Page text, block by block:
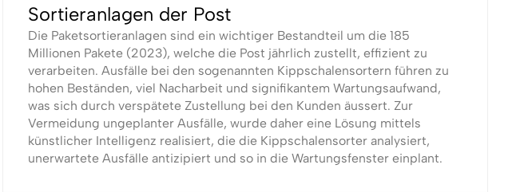
Sortieranlagen der Post
Die Paketsortieranlagen sind ein wichtiger Bestandteil um die 185
Millionen Pakete (2023), welche die Post jährlich zustellt, effizient zu
verarbeiten. Ausfälle bei den sogenannten Kippschalensortern führen zu
hohen Beständen, viel Nacharbeit und signifikantem Wartungsaufwand,
was sich durch verspätete Zustellung bei den Kunden äussert. Zur
Vermeidung ungeplanter Ausfälle, wurde daher eine Lösung mittels
künstlicher Intelligenz realisiert, die die Kippschalensorter analysiert,
unerwartete Ausfälle antizipiert und so in die Wartungsfenster einplant.